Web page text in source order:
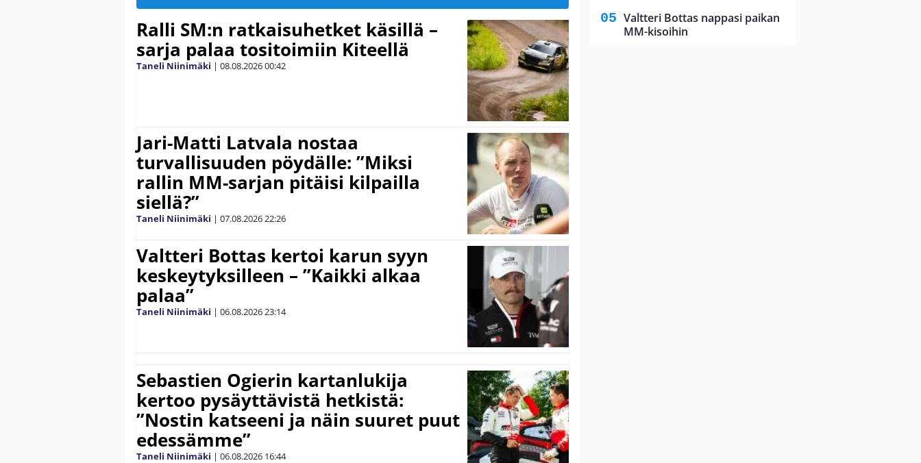
Ralli SM:n ratkaisuhetket käsillä –
sarja palaa tositoimiin Kiteellä
Taneli Niinimäki | 08.08.202600:42
Jari-Matti Latvala nostaa
turvallisuuden pöydälle: ”Miksi
rallin MM-sarjan pitäisi kilpailla
siellä?”
Taneli Niinimäki | 07.08.202622:26
Valtteri Bottas kertoi karun syyn
keskeytyksilleen – ”Kaikki alkaa
palaa”
Taneli Niinimäki | 06.08.202623:14
Sebastien Ogierin kartanlukija
kertoo pysäyttävistä hetkistä:
”Nostin katseeni ja näin suuret puut
edessämme”
Taneli Niinimäki | 06.08.2026 16:44
Valtteri Bottas nappasi paikan
MM-kisoihin